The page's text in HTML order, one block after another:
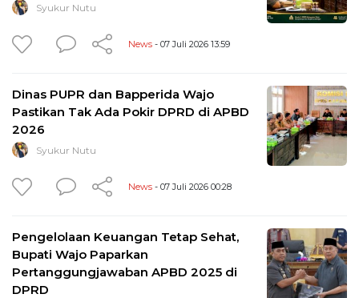
Syukur Nutu
News - 07 Juli 2026 13:59
Dinas PUPR dan Bapperida Wajo
Pastikan Tak Ada Pokir DPRD di APBD
2026
Syukur Nutu
News - 07 Juli 2026 00:28
Pengelolaan Keuangan Tetap Sehat,
Bupati Wajo Paparkan
Pertanggungjawaban APBD 2025 di
DPRD